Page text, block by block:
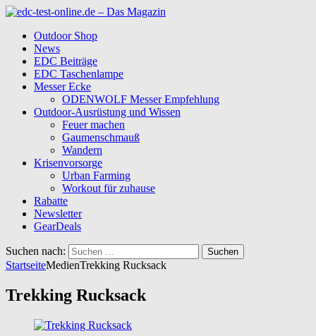
Outdoor Shop
News
EDC Beiträge
EDC Taschenlampe
Messer Ecke
ODENWOLF Messer Empfehlung
Outdoor-Ausrüstung und Wissen
Feuer machen
Gaumenschmauß
Wandern
Krisenvorsorge
Urban Farming
Workout für zuhause
Rabatte
Newsletter
GearDeals
Suchen nach:
StartseiteMedienTrekking Rucksack
Trekking Rucksack